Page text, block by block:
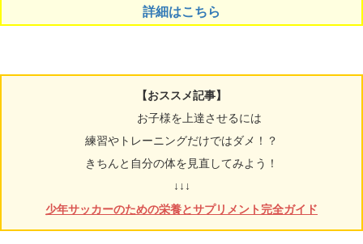
詳細はこちら
【おススメ記事】
お子様を上達させるには
練習やトレーニングだけではダメ！？
きちんと自分の体を見直してみよう！
↓↓↓
少年サッカーのための栄養とサプリメント完全ガイド